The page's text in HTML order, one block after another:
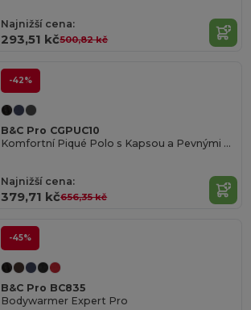
Najnižší cena:
293,51 kč500,82 kč
-42%
B&C Pro CGPUC10
Komfortní Piqué Polo s Kapsou a Pevnými Švy
Najnižší cena:
379,71 kč656,35 kč
-45%
B&C Pro BC835
Bodywarmer Expert Pro